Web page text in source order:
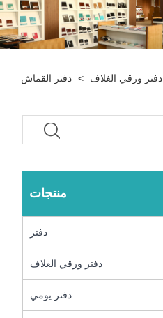
دفتر ورقي الغلاف > دفتر القماش
منتجات
دفتر
دفتر ورقي الغلاف
دفتر يومي